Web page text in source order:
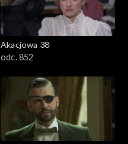
Akacjowa 38
odc. 852